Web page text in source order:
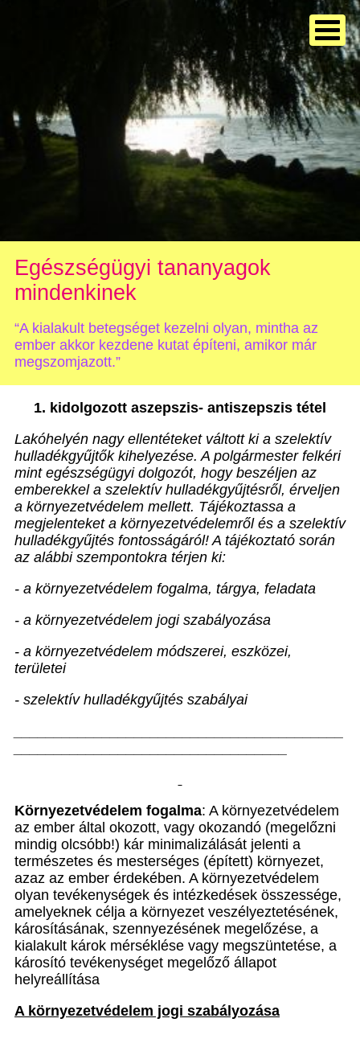
Egészségügyi tananyagok
mindenkinek
“A kialakult betegséget kezelni olyan, mintha az
ember akkor kezdene kutat építeni, amikor már
megszomjazott.”
1. kidolgozott aszepszis- antiszepszis tétel
Lakóhelyén nagy ellentéteket váltott ki a szelektív
hulladékgyűjtők kihelyezése. A polgármester felkéri
mint egészségügyi dolgozót, hogy beszéljen az
emberekkel a szelektív hulladékgyűjtésről, érveljen
a környezetvédelem mellett. Tájékoztassa a
megjelenteket a környezetvédelemről és a szelektív
hulladékgyűjtés fontosságáról! A tájékoztató során
az alábbi szempontokra térjen ki:
- a környezetvédelem fogalma, tárgya, feladata
- a környezetvédelem jogi szabályozása
- a környezetvédelem módszerei, eszközei,
területei
- szelektív hulladékgyűjtés szabályai
Környezetvédelem fogalma: A környezetvédelem
az ember által okozott, vagy okozandó (megelőzni
mindig olcsóbb!) kár minimalizálását jelenti a
természetes és mesterséges (épített) környezet,
azaz az ember érdekében. A környezetvédelem
olyan tevékenységek és intézkedések összessége,
amelyeknek célja a környezet veszélyeztetésének,
károsításának, szennyezésének megelőzése, a
kialakult károk mérséklése vagy megszüntetése, a
károsító tevékenységet megelőző állapot
helyreállítása
A környezetvédelem jogi szabályozása